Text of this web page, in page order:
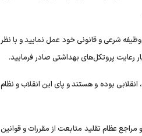
شرعی و قانونی خود عمل نمایید و با نظر
رعایت پروتکل‌های بهداشتی صادر فرمایید.
بوده و هستند و پای این انقلاب و نظام
عظام تقلید متابعت از مقررات و قوانین